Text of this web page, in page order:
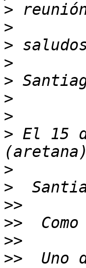
>
>
>
>
>
>
>
> El 15
>
>
>>
>>
>>
>>
Uno